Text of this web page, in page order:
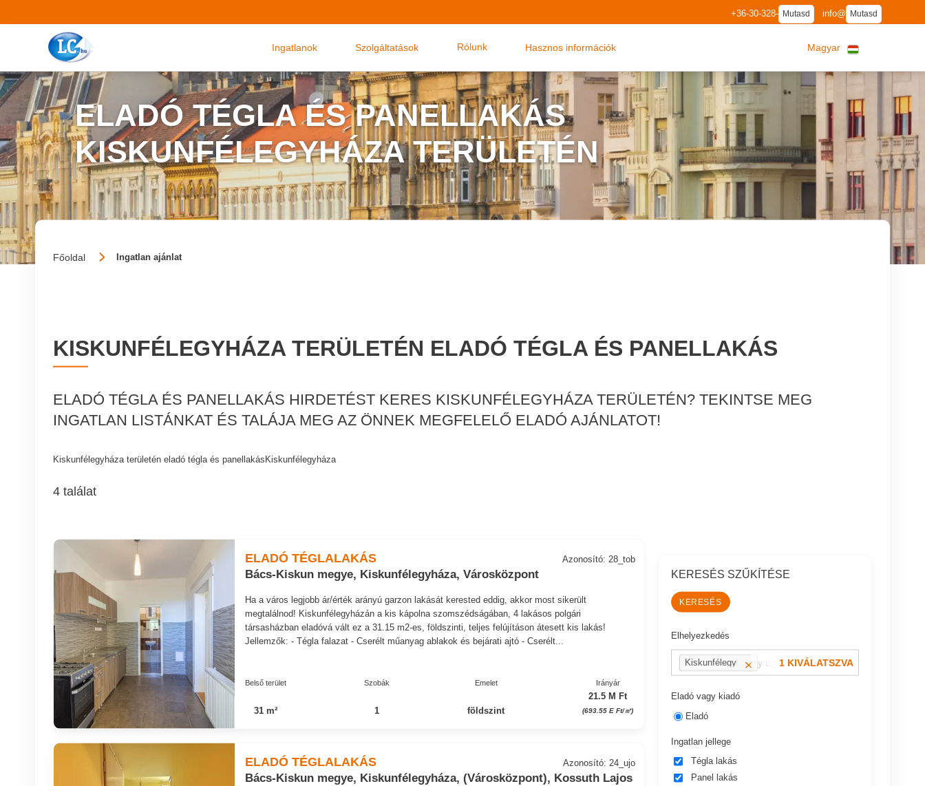
+36-30-328- Mutasd info@ Mutasd
Ingatlanok Szolgáltatások Rólunk Hasznos információk Magyar
ELADÓ TÉGLA ÉS PANELLAKÁS
KISKUNFÉLEGYHÁZA TERÜLETÉN
Főoldal Ingatlan ajánlat
KISKUNFÉLEGYHÁZA TERÜLETÉN ELADÓ TÉGLA ÉS PANELLAKÁS
ELADÓ TÉGLA ÉS PANELLAKÁS HIRDETÉST KERES KISKUNFÉLEGYHÁZA TERÜLETÉN? TEKINTSE MEG
INGATLAN LISTÁNKAT ÉS TALÁJA MEG AZ ÖNNEK MEGFELELŐ ELADÓ AJÁNLATOT!
Kiskunfélegyháza területén eladó tégla és panellakásKiskunfélegyháza
4 találat
ELADÓ TÉGLALAKÁS
Bács-Kiskun megye, Kiskunfélegyháza, Városközpont
Azonosító: 28_tob
Ha a város legjobb ár/érték arányú garzon lakását kerested eddig, akkor most sikerült
megtalálnod! Kiskunfélegyházán a kis kápolna szomszédságában, 4 lakásos polgári
társasházban eladóvá vált ez a 31.15 m2-es, földszinti, teljes felújításon átesett kis lakás!
Jellemzők: - Tégla falazat - Cserélt műanyag ablakok és bejárati ajtó - Cserélt...
Belső terület
31 m²
Szobák
1
Emelet
földszint
Irányár
21.5 M Ft
(693.55 E Ft/㎡)
ELADÓ TÉGLALAKÁS
Bács-Kiskun megye, Kiskunfélegyháza, (Városközpont), Kossuth Lajos
Azonosító: 24_ujo
KERESÉS SZŰKÍTÉSE
Elhelyezkedés
pl.: 13 kerület vagy Eger, Dobó utca
Kiskunfélegyháza 1 KIVÁLATSZVA
Eladó vagy kiadó
Eladó
Ingatlan jellege
Tégla lakás
Panel lakás